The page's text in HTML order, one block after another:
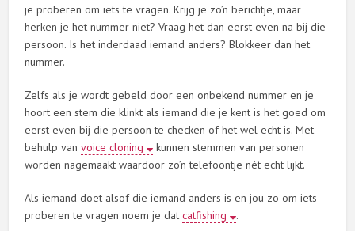
je proberen om iets te vragen. Krijg je zo’n berichtje, maar
herken je het nummer niet? Vraag het dan eerst even na bij die
persoon. Is het inderdaad iemand anders? Blokkeer dan het
nummer.
Zelfs als je wordt gebeld door een onbekend nummer en je
hoort een stem die klinkt als iemand die je kent is het goed om
eerst even bij die persoon te checken of het wel echt is. Met
behulp vanvoice cloning
kunnen stemmen van personen
worden nagemaakt waardoor zo’n telefoontje nét echt lijkt.
Als iemand doet alsof die iemand anders is en jou zo om iets
proberen te vragen noem je datcatfishing .